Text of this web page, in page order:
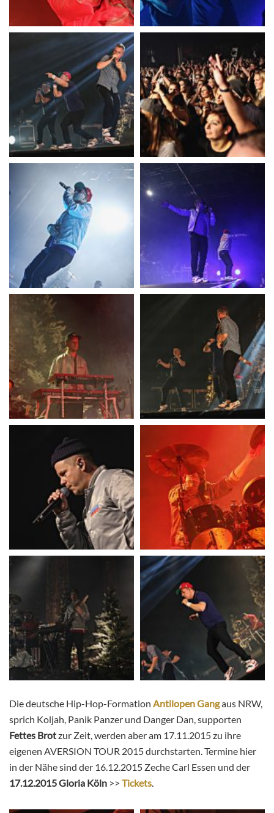
Die deutsche Hip-Hop-Formation Antilopen Gangaus NRW,
sprich Koljah, Panik Panzer und Danger Dan, supporten
Fettes Brotzur Zeit, werden aber am 17.11.2015 zu ihre
eigenen AVERSION TOUR 2015 durchstarten. Termine hier
in der Nähe sind der 16.12.2015 Zeche Carl Essen und der
17.12.2015 Gloria Köln >> Tickets.